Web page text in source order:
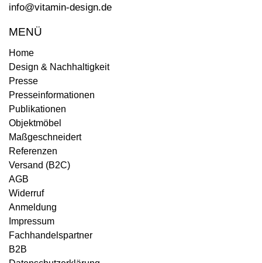
info@vitamin-design.de
MENÜ
Home
Design & Nachhaltigkeit
Presse
Presseinformationen
Publikationen
Objektmöbel
Maßgeschneidert
Referenzen
Versand (B2C)
AGB
Widerruf
Anmeldung
Impressum
Fachhandelspartner
B2B